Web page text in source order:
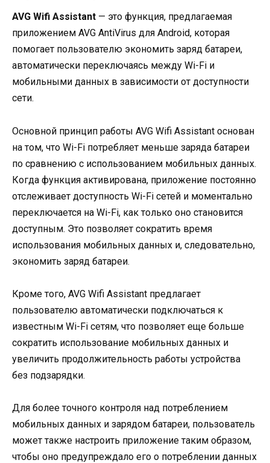
AVG Wifi Assistant — это функция, предлагаемая
приложением AVG AntiVirus для Android, которая
помогает пользователю экономить заряд батареи,
автоматически переключаясь между Wi-Fi и
мобильными данных в зависимости от доступности
сети.
Основной принцип работы AVG Wifi Assistant основан
на том, что Wi-Fi потребляет меньше заряда батареи
по сравнению с использованием мобильных данных.
Когда функция активирована, приложение постоянно
отслеживает доступность Wi-Fi сетей и моментально
переключается на Wi-Fi, как только оно становится
доступным. Это позволяет сократить время
использования мобильных данных и, следовательно,
экономить заряд батареи.
Кроме того, AVG Wifi Assistant предлагает
пользователю автоматически подключаться к
известным Wi-Fi сетям, что позволяет еще больше
сократить использование мобильных данных и
увеличить продолжительность работы устройства
без подзарядки.
Для более точного контроля над потреблением
мобильных данных и зарядом батареи, пользователь
может также настроить приложение таким образом,
чтобы оно предупреждало его о потреблении данных